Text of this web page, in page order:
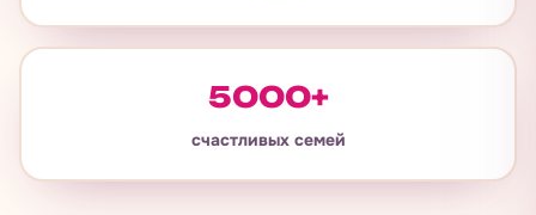
магазина в Жуковском
5000+
счастливых семей